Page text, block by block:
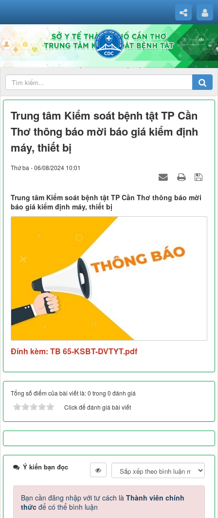
Trung tâm Kiểm soát bệnh tật TP Cần
Thơ thông báo mời báo giá kiểm định
máy, thiết bị
Thứ ba - 06/08/2024 10:01
Trung tâm Kiểm soát bệnh tật TP Cần Thơ thông báo mời
báo giá kiểm định máy, thiết bị
Đính kèm: TB 65-KSBT-DVTYT.pdf
Tổng số điểm của bài viết là: 0 trong 0 đánh giá
Click để đánh giá bài viết
Ý kiến bạn đọc
Bạn cần đăng nhập với tư cách là Thành viên chính
thức để có thể bình luận